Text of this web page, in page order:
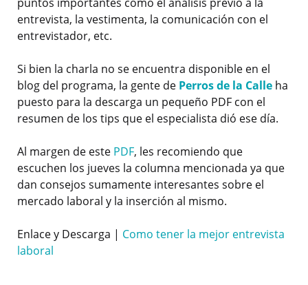
entrevista, la vestimenta, la comunicación con el
entrevistador, etc.
Si bien la charla no se encuentra disponible en el
blog del programa, la gente de Perros de la Calle ha
puesto para la descarga un pequeño PDF con el
resumen de los tips que el especialista dió ese día.
Al margen de este PDF, les recomiendo que
escuchen los jueves la columna mencionada ya que
dan consejos sumamente interesantes sobre el
mercado laboral y la inserción al mismo.
Enlace y Descarga | Como tener la mejor entrevista
laboral